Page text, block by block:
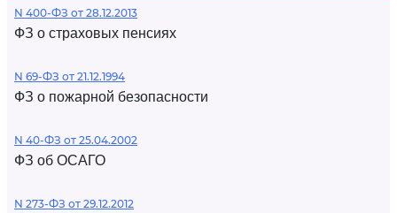
N 400-ФЗ от 28.12.2013
ФЗ о страховых пенсиях
N 69-ФЗ от 21.12.1994
ФЗ о пожарной безопасности
N 40-ФЗ от 25.04.2002
ФЗ об ОСАГО
N 273-ФЗ от 29.12.2012